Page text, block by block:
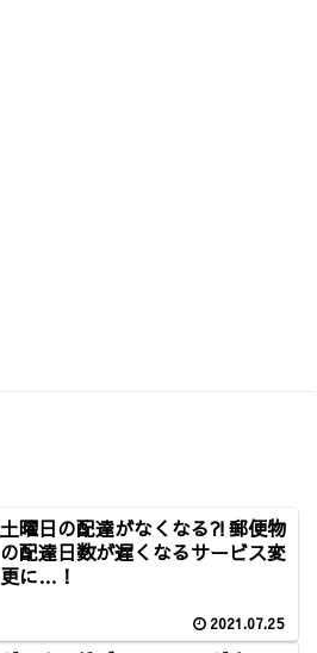
土曜日の配達がなくなる⁈郵便物
の配達日数が遅くなるサービス変
更に…！
2021.07.25